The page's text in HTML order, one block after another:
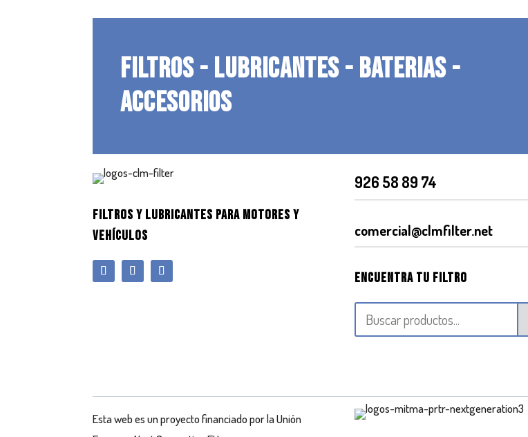
FILTROS - LUBRICANTES - BATERIAS -
ACCESORIOS
FILTROS Y LUBRICANTES PARA MOTORES Y
VEHÍCULOS
926 58 89 74
comercial@clmfilter.net
Encuentra tu filtro
Esta web es un proyecto financiado por la Unión